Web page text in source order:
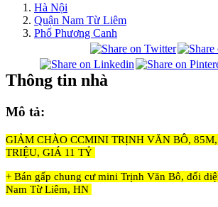
Hà Nội
Quận Nam Từ Liêm
Phố Phương Canh
Thông tin nhà
Mô tả:
GIẢM CHÀO CCMINI TRỊNH VĂN BÔ, 85M,
TRIỆU, GIÁ 11 TỶ
+ Bán gấp chung cư mini Trịnh Văn Bô, đối
Nam Từ Liêm, HN